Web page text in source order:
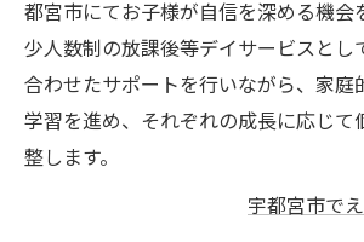
都宮市にてお子様が自信を深める機会
少人数制の放課後等デイサービスとし
合わせたサポートを行いながら、家庭
学習を進め、それぞれの成長に応じて
整します。
宇都宮市で